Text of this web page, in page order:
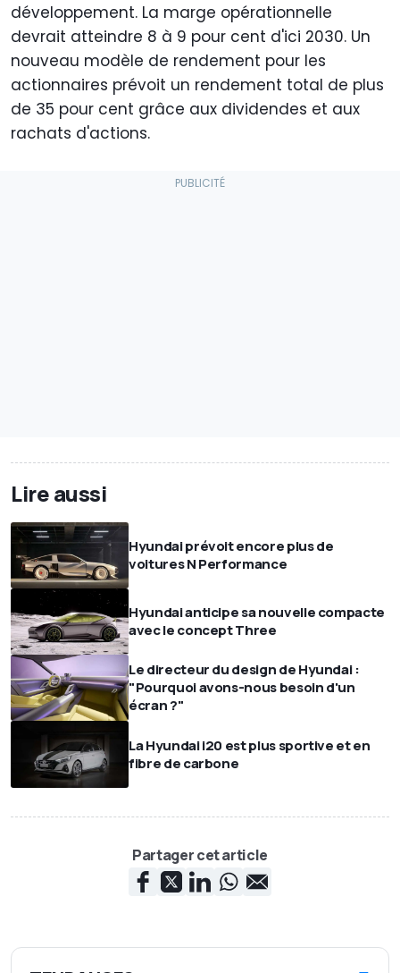
développement. La marge opérationnelle
devrait atteindre 8 à 9 pour cent d'ici 2030. Un
nouveau modèle de rendement pour les
actionnaires prévoit un rendement total de plus
de 35 pour cent grâce aux dividendes et aux
rachats d'actions.
Lire aussi
Hyundai prévoit encore plus de
voitures N Performance
Hyundai anticipe sa nouvelle compacte
avec le concept Three
Le directeur du design de Hyundai :
"Pourquoi avons-nous besoin d'un
écran ?"
La Hyundai i20 est plus sportive et en
fibre de carbone
Partager cet article